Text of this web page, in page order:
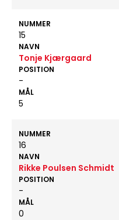
NUMMER
15
NAVN
Tonje Kjærgaard
POSITION
-
MÅL
5
NUMMER
16
NAVN
Rikke Poulsen Schmidt
POSITION
-
MÅL
0